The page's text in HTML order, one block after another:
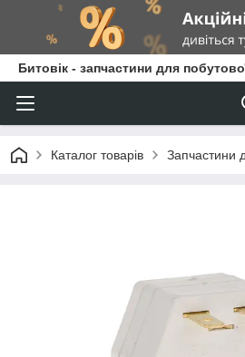
Битовік - запчастини для
Каталог товарів Запчастини